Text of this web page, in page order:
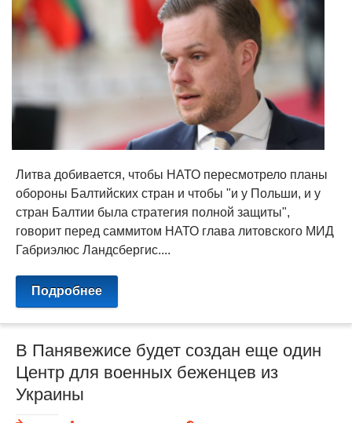
Литва добивается, чтобы НАТО пересмотрело планы
обороны Балтийских стран и чтобы "и у Польши, и у
стран Балтии была стратегия полной защиты",
говорит перед саммитом НАТО глава литовского МИД
Габриэлюс Ландсбергис....
Подробнее
В Панявежисе будет создан еще один
Центр для военных беженцев из
Украины